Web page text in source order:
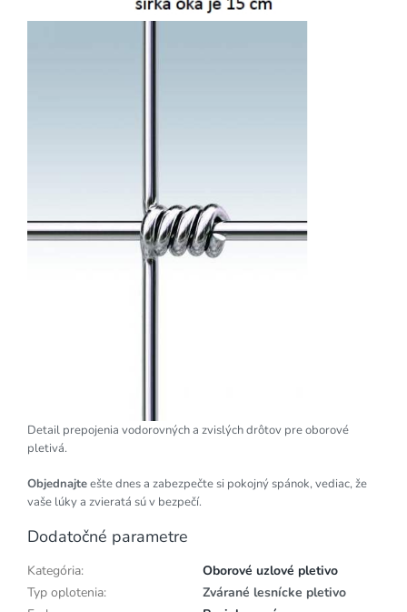
Detail prepojenia vodorovných a zvislých drôtov pre oborové
pletivá.
Objednajteešte dnes a zabezpečte si pokojný spánok, vediac, že
vaše lúky a zvieratá sú v bezpečí.
Dodatočné parametre
Kategória:
Oborové uzlové pletivo
Typ oplotenia:
Zvárané lesnícke pletivo